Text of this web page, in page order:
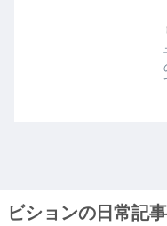
ビションの日常記